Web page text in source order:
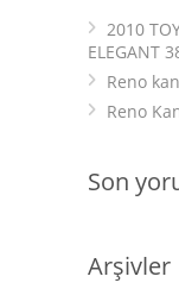
2010
ELEGANT
Reno
Reno
Son
Arşivler